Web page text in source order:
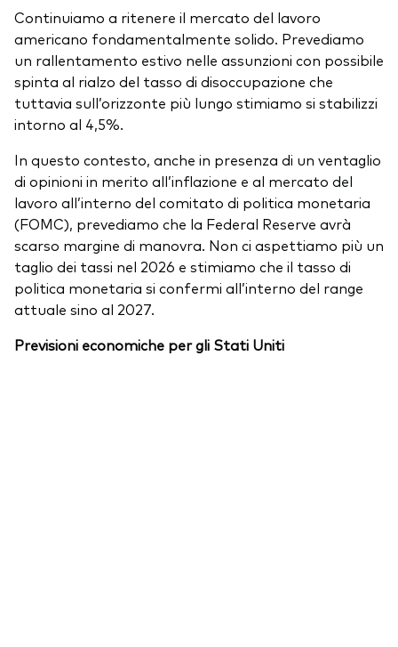
Continuiamo a ritenere il mercato del lavoro
americano fondamentalmente solido. Prevediamo
un rallentamento estivo nelle assunzioni con possibile
spinta al rialzo del tasso di disoccupazione che
tuttavia sull’orizzonte più lungo stimiamo si stabilizzi
intorno al 4,5%.
In questo contesto, anche in presenza di un ventaglio
di opinioni in merito all’inflazione e al mercato del
lavoro all’interno del comitato di politica monetaria
(FOMC), prevediamo che la Federal Reserve avrà
scarso margine di manovra. Non ci aspettiamo più un
taglio dei tassi nel 2026 e stimiamo che il tasso di
politica monetaria si confermi all’interno del range
attuale sino al 2027.
Previsioni economiche per gli Stati Uniti